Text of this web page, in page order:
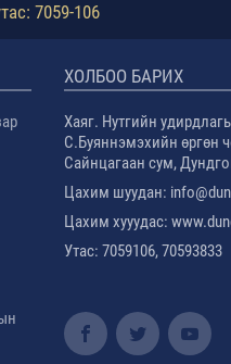
7059-106
ХОЛБОО БАРИХ
Хаяг. Нутгийн
С.Буяннэмэхийн өргөн
Сайнцагаан сум,
Цахим шуудан:
Цахим хууудас:
Утас: 7059106, 70593833